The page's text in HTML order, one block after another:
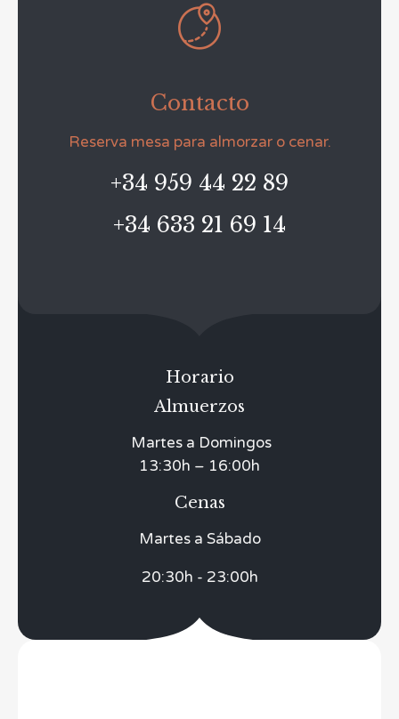

Contacto
Reserva mesa para almorzar o cenar.
+34 959 44 22 89
+34 633 21 69 14
Horario
Almuerzos
Martes a Domingos
13:30h – 16:00h
Cenas
Martes a Sábado
20:30h - 23:00h